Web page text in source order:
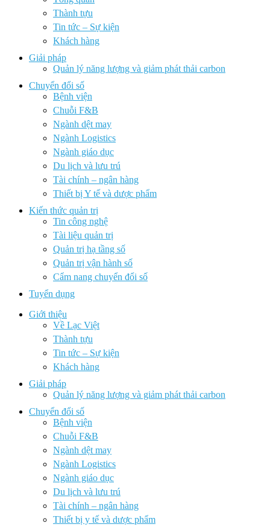
Thành tựu
Tin tức – Sự kiện
Khách hàng
Giải pháp
Quản lý năng lượng và giảm phát thải carbon
Chuyển đổi số
Bệnh viện
Chuỗi F&B
Ngành dệt may
Ngành Logistics
Ngành giáo dục
Du lịch và lưu trú
Tài chính – ngân hàng
Thiết bị Y tế và dược phẩm
Kiến thức quản trị
Tin công nghệ
Tài liệu quản trị
Quản trị hạ tầng số
Quản trị vận hành số
Cẩm nang chuyển đổi số
Tuyển dụng
Giới thiệu
Về Lạc Việt
Thành tựu
Tin tức – Sự kiện
Khách hàng
Giải pháp
Quản lý năng lượng và giảm phát thải carbon
Chuyển đổi số
Bệnh viện
Chuỗi F&B
Ngành dệt may
Ngành Logistics
Ngành giáo dục
Du lịch và lưu trú
Tài chính – ngân hàng
Thiết bị y tế và dược phẩm